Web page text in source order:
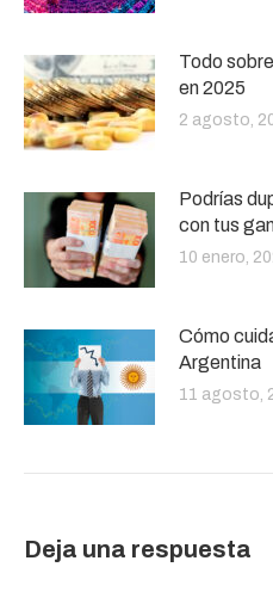
Todo
en 2025
2 agosto,
Podrías
con tus
10 enero,
Cómo
Argentina
11 agosto,
Deja una respuesta